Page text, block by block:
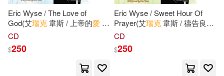
Eric Wyse / The Love of
God(艾瑞克韋斯 / 上帝的愛 聖
詩演奏名曲精選)
CD
$250
Eric Wyse / Sweet Hour Of
Prayer(艾瑞克韋斯 / 禱告良辰
聖詩演奏名曲精選)
CD
$250